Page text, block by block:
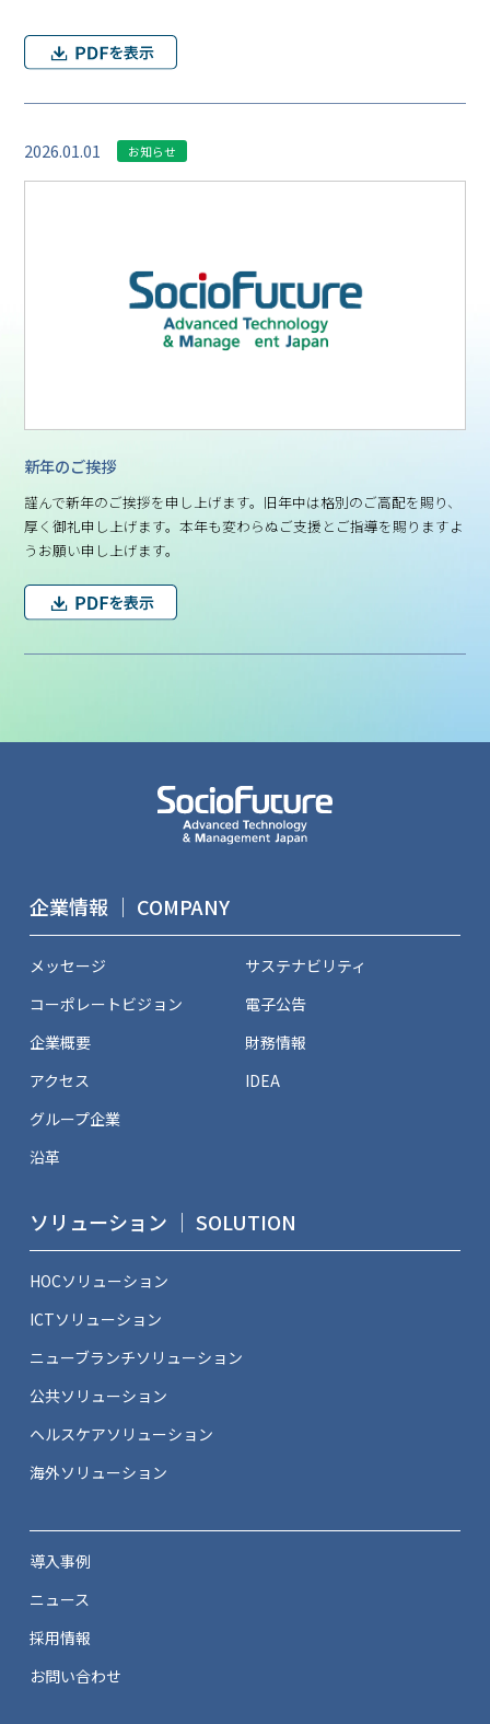
2026.01.01 お知らせ
新年のご挨拶
謹んで新年のご挨拶を申し上げます。旧年中は格別のご高配を賜り、
厚く御礼申し上げます。本年も変わらぬご支援とご指導を賜りますよ
うお願い申し上げます。
企業情報 ｜ COMPANY
メッセージ
コーポレートビジョン
企業概要
アクセス
グループ企業
沿革
サステナビリティ
電子公告
財務情報
IDEA
ソリューション ｜ SOLUTION
HOCソリューション
ICTソリューション
ニューブランチソリューション
公共ソリューション
ヘルスケアソリューション
海外ソリューション
導入事例
ニュース
採用情報
お問い合わせ